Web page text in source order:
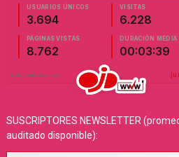
SUSCRIPTORES NEWSLETTER
auditado disponible):